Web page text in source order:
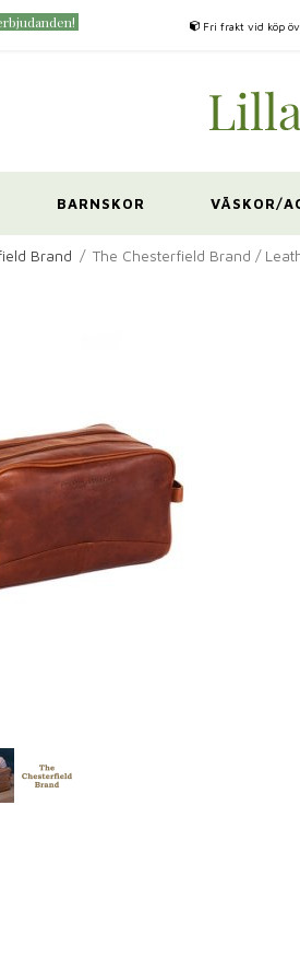
Fri frakt vid köp
BARNSKOR VÄSKOR/
Brand / The Chesterfield Brand /